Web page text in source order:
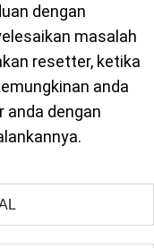
dengan
masalah
resetter, ketika
anda
anda dengan